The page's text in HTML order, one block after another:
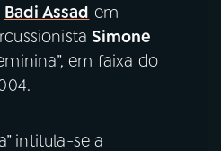
Badi Assad em
Simone
em faixa do
intitula-se a